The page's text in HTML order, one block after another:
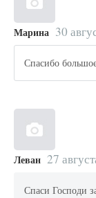
Марина 30
Спасибо
Леван 27
Спаси Господи